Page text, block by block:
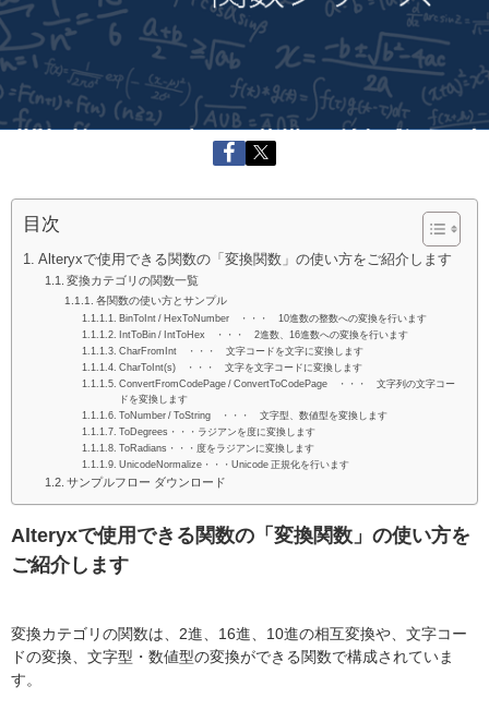
目次
Alteryxで使用できる関数の「変換関数」の使い方をご紹介します
変換カテゴリの関数一覧
各関数の使い方とサンプル
BinToInt / HexToNumber ・・・ 10進数の整数への変換を行います
IntToBin / IntToHex ・・・ 2進数、16進数への変換を行います
CharFromInt ・・・ 文字コードを文字に変換します
CharToInt(s) ・・・ 文字を文字コードに変換します
ConvertFromCodePage / ConvertToCodePage ・・・ 文字列の文字コー
ドを変換します
ToNumber / ToString ・・・ 文字型、数値型を変換します
ToDegrees・・・ラジアンを度に変換します
ToRadians・・・度をラジアンに変換します
UnicodeNormalize・・・Unicode 正規化を行います
サンプルフロー ダウンロード
Alteryxで使用できる関数の「変換関数」の使い方を
ご紹介します
変換カテゴリの関数は、2進、16進、10進の相互変換や、文字コー
ドの変換、文字型・数値型の変換ができる関数で構成されていま
す。